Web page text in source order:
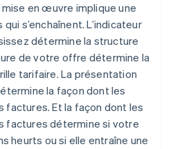
en œuvre implique une
s’enchaînent. L’indicateur
détermine la structure
de votre offre détermine la
tarifaire. La présentation
la façon dont les
Et la façon dont les
factures détermine si votre
heurts ou si elle entraîne une